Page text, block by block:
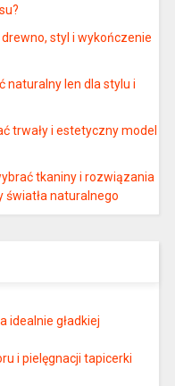
styl i wykończenie
naturalny len dla stylu i
trwały i estetyczny model
tkaniny i rozwiązania
światła naturalnego
idealnie gładkiej
i pielęgnacji tapicerki